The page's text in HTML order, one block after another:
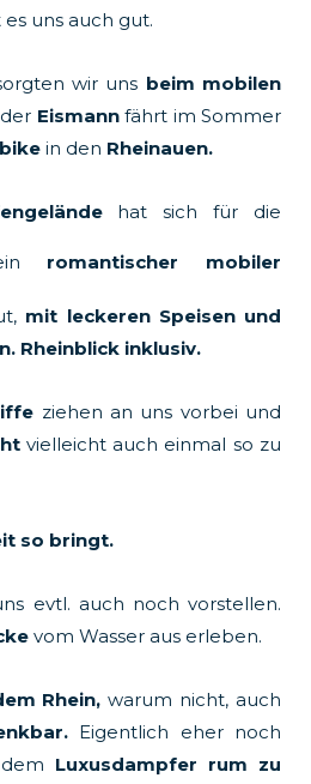
uns auch gut.
wir uns beim mobilen
Eismannfährt im Sommer
in den Rheinauen.
hat sich für die
romantischer mobiler
mit leckeren Speisen und
Rheinblick inklusiv.
ziehen an uns vorbei und
vielleicht auch einmal so zu
so bringt.
evtl. auch noch vorstellen.
vom Wasser aus erleben.
Rhein, warum nicht, auch
Eigentlich eher noch
Luxusdampfer rum zu